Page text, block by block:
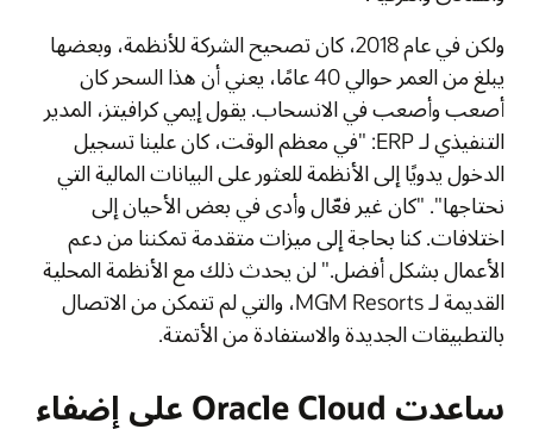
ولكن في عام 2018، كان تصحيح الشركة للأنظمة، وبعضها
يبلغ من العمر حوالي 40 عامًا، يعني أن هذا السحر كان
أصعب وأصعب في الانسحاب. يقول إيمي كرافيتز، المدير
التنفيذي لـ ERP: "في معظم الوقت، كان علينا تسجيل
الدخول يدويًا إلى الأنظمة للعثور على البيانات المالية التي
نحتاجها". "كان غير فعّال وأدى في بعض الأحيان إلى
اختلافات. كنا بحاجة إلى ميزات متقدمة تمكننا من دعم
الأعمال بشكل أفضل." لن يحدث ذلك مع الأنظمة المحلية
القديمة لـ MGM Resorts، والتي لم تتمكن من الاتصال
بالتطبيقات الجديدة والاستفادة من الأتمتة.
ساعدت Oracle Cloud على إضفاء